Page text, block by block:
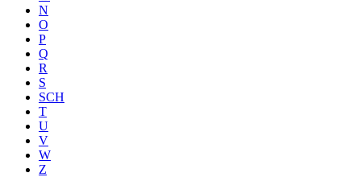
N
O
P
Q
R
S
SCH
T
U
V
W
Z